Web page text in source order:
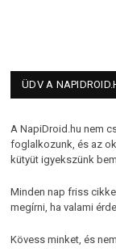
ÜDV A
A NapiDroid.hu nem
foglalkozunk, és az
kütyüt igyekszünk
Minden nap friss
megírni, ha valami
Kövess minket, és